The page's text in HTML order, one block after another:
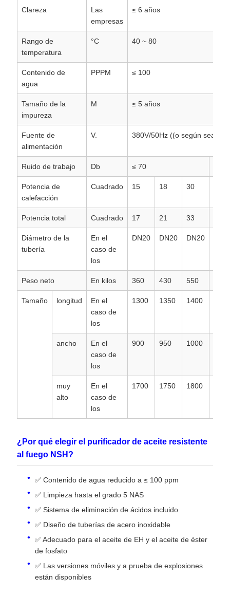
Clareza
Las
empresas
≤ 6 años
Rango de
temperatura
°C 40 ~ 80
Contenido de
agua
PPPM ≤ 100
Tamaño de la
impureza
M ≤ 5 años
Fuente de
alimentación
V. 380V/50Hz ((o según sea
Ruido de trabajo Db ≤ 70
Potencia de
calefacción
Cuadrado 15 18 30
Potencia total Cuadrado 17 21 33
Diámetro de la
tubería
En el
caso de
los
DN20 DN20 DN20
Peso neto En kilos 360 430 550
Tamaño longitud
En el
caso de
los
1300 1350 1400
ancho
En el
caso de
los
900 950 1000
muy
alto
En el
caso de
los
1700 1750 1800
¿Por qué elegir el purificador de aceite resistente
al fuego NSH?
✅ Contenido de agua reducido a ≤ 100 ppm
✅ Limpieza hasta el grado 5 NAS
✅ Sistema de eliminación de ácidos incluido
✅ Diseño de tuberías de acero inoxidable
✅ Adecuado para el aceite de EH y el aceite de éster
de fosfato
✅ Las versiones móviles y a prueba de explosiones
están disponibles